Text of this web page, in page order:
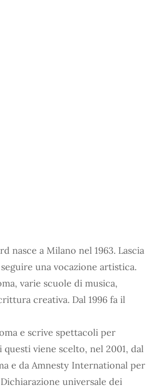
nasce a Milano nel 1963. Lascia
una vocazione artistica.
varie scuole di musica,
creativa. Dal 1996 fa il
e scrive spettacoli per
questi viene scelto, nel 2001, dal
e da Amnesty International per
universale dei